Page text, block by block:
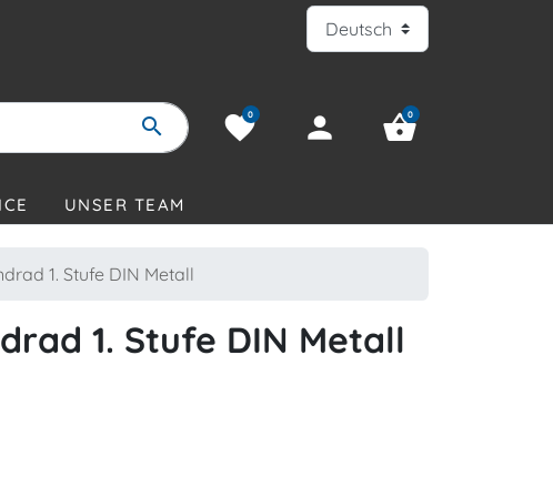
search favorite
0 person shopping_basket
0
UNSER TEAM
1. Stufe DIN Metall
1. Stufe DIN Metall